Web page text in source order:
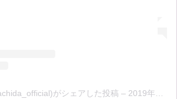
がシェアした投稿 – 2019年11月月28日午前2時21分PST